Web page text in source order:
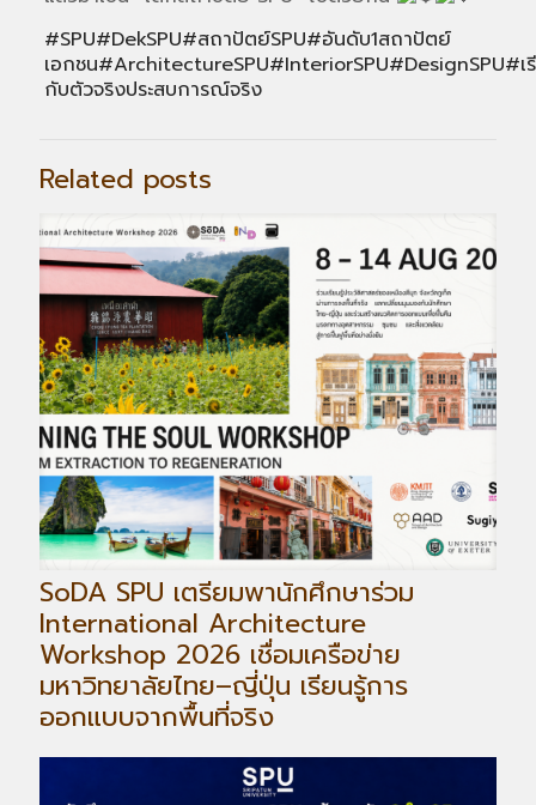
#SPU#DekSPU#สถาปัตย์SPU#อันดับ1สถาปัตย์
เอกชน#ArchitectureSPU#InteriorSPU#DesignSPU#เ
กับตัวจริงประสบการณ์จริง
Related posts
SoDA SPU เตรียมพานักศึกษาร่วม
International Architecture
Workshop 2026 เชื่อมเครือข่าย
มหาวิทยาลัยไทย–ญี่ปุ่น เรียนรู้การ
ออกแบบจากพื้นที่จริง